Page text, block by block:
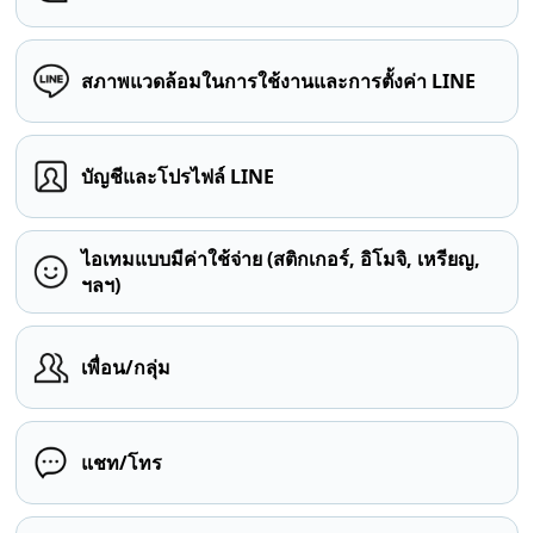
สภาพแวดล้อมในการใช้งานและการตั้งค่า LINE
บัญชีและโปรไฟล์ LINE
ไอเทมแบบมีค่าใช้จ่าย (สติกเกอร์, อิโมจิ, เหรียญ,
ฯลฯ)
เพื่อน/กลุ่ม
แชท/โทร